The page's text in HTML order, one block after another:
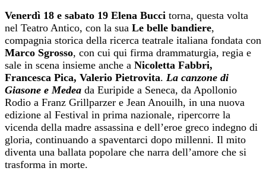
Venerdì 18 e sabato 19 Elena Bucci torna, questa volta
nel Teatro Antico, con la sua Le belle bandiere,
compagnia storica della ricerca teatrale italiana fondata con
Marco Sgrosso, con cui qui firma drammaturgia, regia e
sale in scena insieme anche a Nicoletta Fabbri,
Francesca Pica, Valerio Pietrovita. La canzone di
Giasone e Medea da Euripide a Seneca, da Apollonio
Rodio a Franz Grillparzer e Jean Anouilh, in una nuova
edizione al Festival in prima nazionale, ripercorre la
vicenda della madre assassina e dell’eroe greco indegno di
gloria, continuando a spaventarci dopo millenni. Il mito
diventa una ballata popolare che narra dell’amore che si
trasforma in morte.